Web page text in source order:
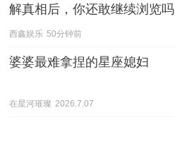
解真相后，你还敢继续浏览吗
西鑫娱乐 50分钟前
婆婆最难拿捏的星座媳妇
在星河璀璨 2026.7.07